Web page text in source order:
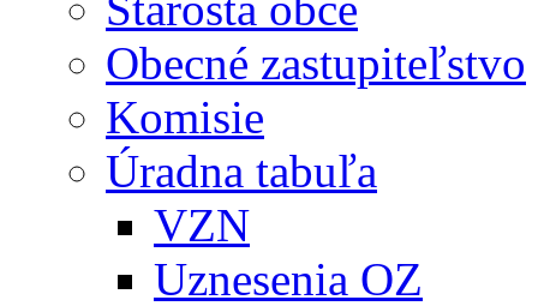
Obecné zastupiteľstvo
Komisie
Úradna tabuľa
VZN
Uznesenia OZ